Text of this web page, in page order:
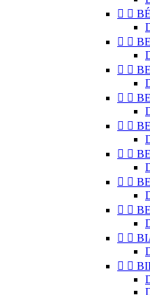
 
 
 
 
 
 
 
 
 
 